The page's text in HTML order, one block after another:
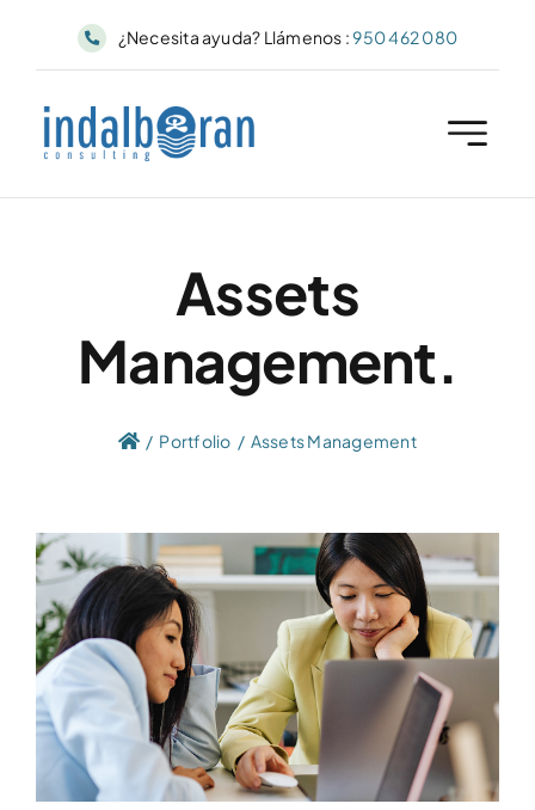
¿Necesita ayuda? Llámenos :950 462 080
Assets
Management.
Portfolio Assets Management